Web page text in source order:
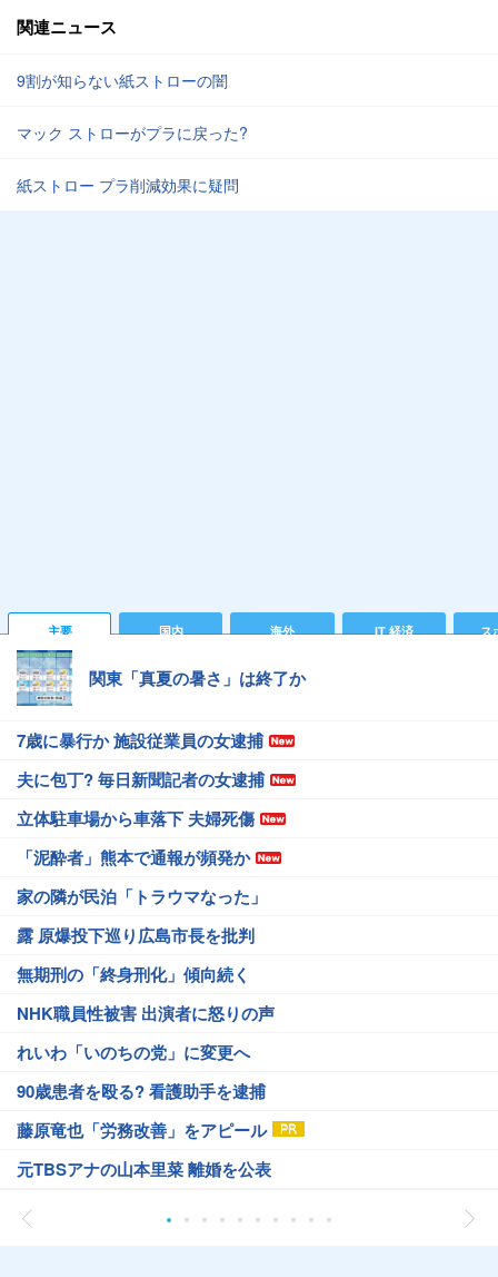
関連ニュース
9割が知らない紙ストローの闇
マック ストローがプラに戻った?
紙ストロー プラ削減効果に疑問
主要 国内 海外 IT 経済 ス
関東「真夏の暑さ」は終了か
7歳に暴行か 施設従業員の女逮捕
夫に包丁? 毎日新聞記者の女逮捕
立体駐車場から車落下 夫婦死傷
「泥酔者」熊本で通報が頻発か
家の隣が民泊「トラウマなった」
露 原爆投下巡り広島市長を批判
無期刑の「終身刑化」傾向続く
NHK職員性被害 出演者に怒りの声
れいわ「いのちの党」に変更へ
90歳患者を殴る? 看護助手を逮捕
藤原竜也「労務改善」をアピール
元TBSアナの山本里菜 離婚を公表